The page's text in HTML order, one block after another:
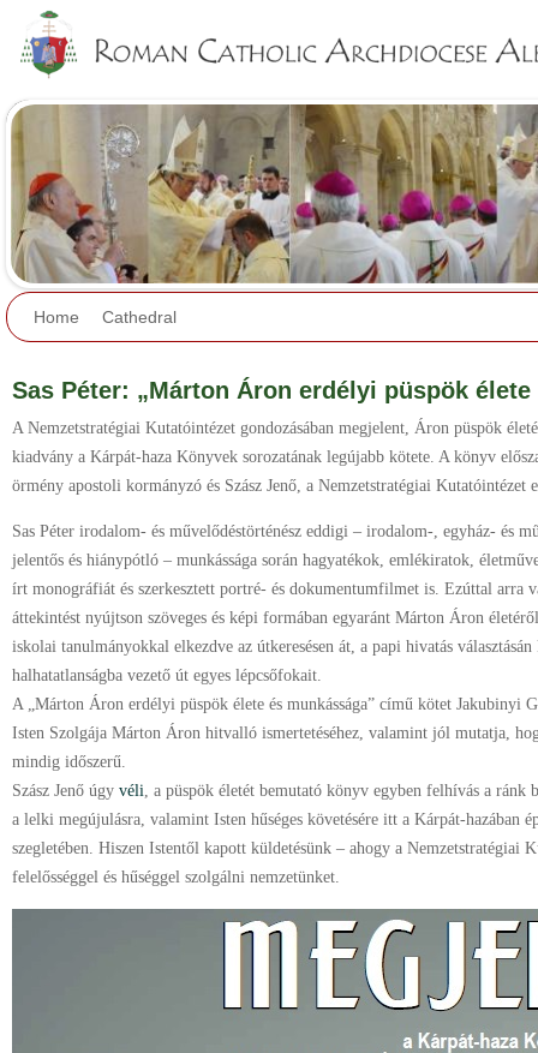
Home Cathedral
Sas Péter: „Márton Áron erdélyi püspök élete
A Nemzetstratégiai Kutatóintézet gondozásában megjelent, Áron püspök
kiadvány a Kárpát-haza Könyvek sorozatának legújabb kötete. A könyv
örmény apostoli kormányzó és Szász Jenő, a Nemzetstratégiai Kutatóintézet
Sas Péter irodalom- és művelődéstörténész eddigi – irodalom-, egyház- és
jelentős és hiánypótló – munkássága során hagyatékok, emlékiratok,
írt monográfiát és szerkesztett portré- és dokumentumfilmet is. Ezúttal arra
áttekintést nyújtson szöveges és képi formában egyaránt Márton Áron
iskolai tanulmányokkal elkezdve az útkeresésen át, a papi hivatás
halhatatlanságba vezető út egyes lépcsőfokait.
A „Márton Áron erdélyi püspök élete és munkássága” című kötet Jakubinyi
Isten Szolgája Márton Áron hitvalló ismertetéséhez, valamint jól mutatja,
mindig időszerű.
Szász Jenő úgy véli, a püspök életét bemutató könyv egyben felhívás a ránk
a lelki megújulásra, valamint Isten hűséges követésére itt a Kárpát-hazában
szegletében. Hiszen Istentől kapott küldetésünk – ahogy a Nemzetstratégiai
felelősséggel és hűséggel szolgálni nemzetünket.